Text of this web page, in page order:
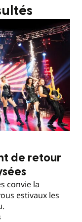
de retour
convie la
estivaux les